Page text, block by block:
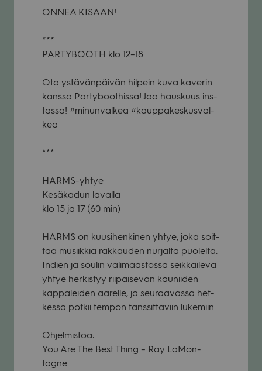
ONNEA KISAAN!
***
PARTYBOOTH klo 12–18
Ota ystä­vän­päi­vän hil­pein kuva kave­rin
kanssa Par­ty­boot­hissa! Jaa haus­kuus ins­
tassa! #minun­val­kea #kaup­pa­kes­kus­val­
kea
***
HARMS-yhtye
Kesä­ka­dun lavalla
klo 15 ja 17 (60 min)
HARMS on kuusi­hen­ki­nen yhtye, joka soit­
taa musiik­kia rak­kau­den nur­jalta puo­lelta.
Indien ja sou­lin väli­maas­tossa seik­kai­leva
yhtye her­kis­tyy rii­pai­se­van kau­nii­den
kap­pa­lei­den äärelle, ja seu­raa­vassa het­
kessä pot­kii tem­pon tans­sit­ta­viin luke­miin.
Ohjel­mis­toa:
You Are The Best Thing – Ray LaMon­
tagne